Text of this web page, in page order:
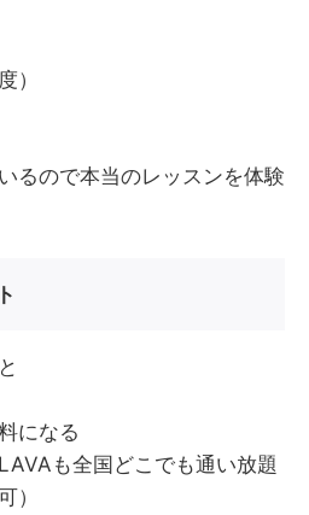
）
るので本当のレッスンを体験
になる
も全国どこでも通い放題
）